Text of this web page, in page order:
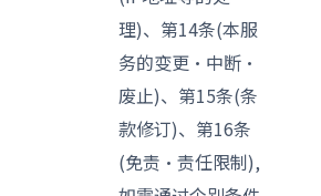
理)、第14条(本服
务的变更·中断·
废止)、第15条(条
款修订)、第16条
(免责·责任限制),